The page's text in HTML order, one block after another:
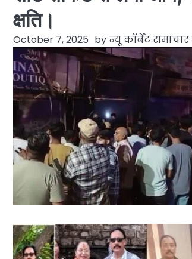
क्षति।
October 7, 2025 byन्यू कॉर्बेट